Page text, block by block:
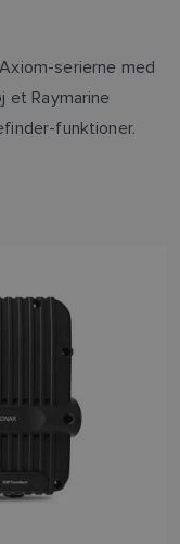
serierne med
et Raymarine
funktioner.